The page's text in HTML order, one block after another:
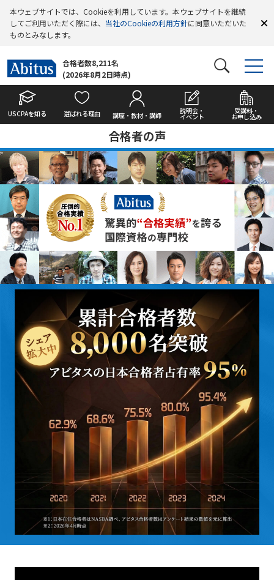
本ウェブサイトでは、Cookieを利用しています。本ウェブサイトを継続
してご利用いただく際には、 当社のCookieの利用方針に同意いただいた
ものとみなします。
合格者数8,211名
(2026年8月2日時点)
USCPAを知る 選ばれる理由 講座・教材・講師
説明会・
イベント
受講料・
お申し込み
合格者の声